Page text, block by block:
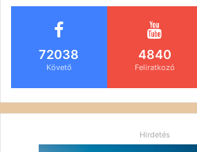
72038
Követő
4840
Feliratkozó
Hirdetés